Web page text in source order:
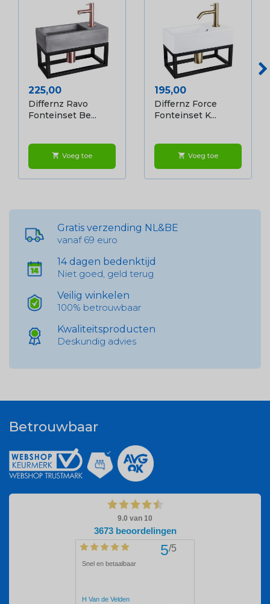
Prijs
225,00
Differnz Ravo
Fonteinset Be...
shopping_cart Voeg toe
Prijs
195,00
Differnz Force
Fonteinset K...
shopping_cart Voeg toe
Gratis verzending NL&BE
vanaf 69 euro
14 dagen bedenktijd
Niet goed, geld terug
Veilig winkelen
100% betrouwbaar
Kwaliteitsproducten
Deskundig advies
Betrouwbaar